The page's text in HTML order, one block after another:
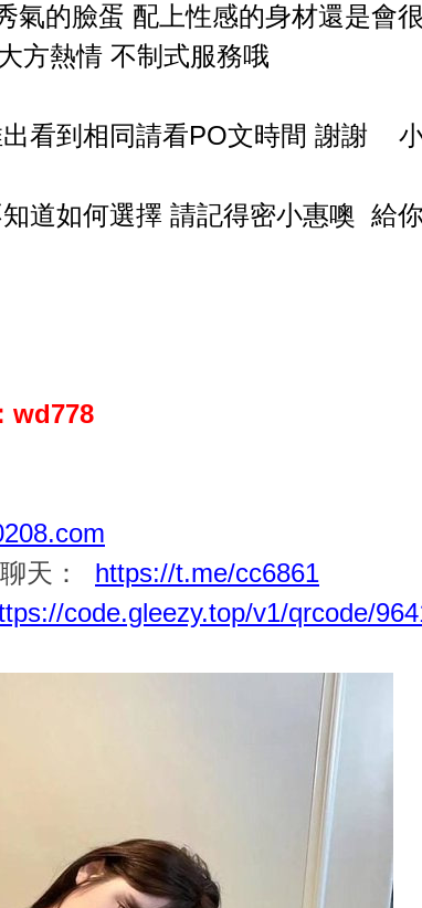
的臉蛋 配上性感的身材還是會
方熱情 不制式服務哦
看到相同請看PO文時間 謝謝
道如何選擇 請記得密小惠噢 給
wd778
天： https://t.me/cc6861
code.gleezy.top/v1/qrcode/